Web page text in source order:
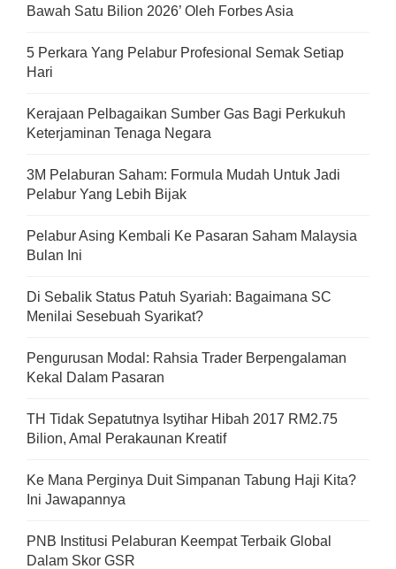
Bawah Satu Bilion 2026’ Oleh Forbes Asia
5 Perkara Yang Pelabur Profesional Semak Setiap
Hari
Kerajaan Pelbagaikan Sumber Gas Bagi Perkukuh
Keterjaminan Tenaga Negara
3M Pelaburan Saham: Formula Mudah Untuk Jadi
Pelabur Yang Lebih Bijak
Pelabur Asing Kembali Ke Pasaran Saham Malaysia
Bulan Ini
Di Sebalik Status Patuh Syariah: Bagaimana SC
Menilai Sesebuah Syarikat?
Pengurusan Modal: Rahsia Trader Berpengalaman
Kekal Dalam Pasaran
TH Tidak Sepatutnya Isytihar Hibah 2017 RM2.75
Bilion, Amal Perakaunan Kreatif
Ke Mana Perginya Duit Simpanan Tabung Haji Kita?
Ini Jawapannya
PNB Institusi Pelaburan Keempat Terbaik Global
Dalam Skor GSR